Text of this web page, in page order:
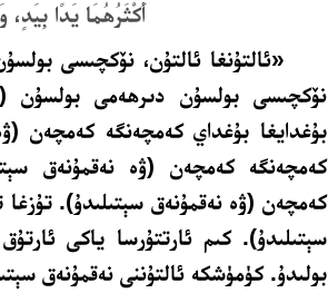
أَكْثَرُهُمَا يَدًا بِيَدٍ،
«ئالتۇنغا ئالتۇن، نۆكچىسى
نۆكچىسى بولسۇن دىرھەمى بولسۇن
بۇغدايغا بۇغداي كەمچەنگە كەمچەن
كەمچەنگە كەمچەن (ۋە نەقمۇنەق
كەمچەن (ۋە نەقمۇنەق سېتىلىدۇ).
سېتىلىدۇ). كىم ئارتتۇرسا ياكى
بولىدۇ. كۈمۈشكە ئالتۇننى نەقمۇنەق